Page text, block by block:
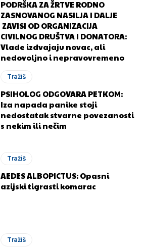
PODRŠKA ZA ŽRTVE RODNO
ZASNOVANOG NASILJA I DALJE
ZAVISI OD ORGANIZACIJA
CIVILNOG DRUŠTVA I DONATORA:
Vlade izdvajaju novac, ali
nedovoljno i nepravovremeno
Tražiš
PSIHOLOG ODGOVARA PETKOM:
Iza napada panike stoji
nedostatak stvarne povezanosti
s nekim ili nečim
Tražiš
AEDES ALBOPICTUS: Opasni
azijski tigrasti komarac
Tražiš